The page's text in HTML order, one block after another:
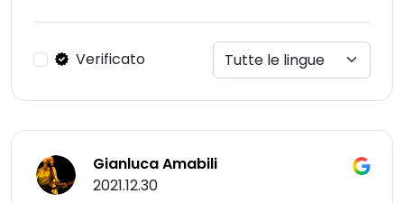
Verificato
Gianluca Amabili
2021.12.30